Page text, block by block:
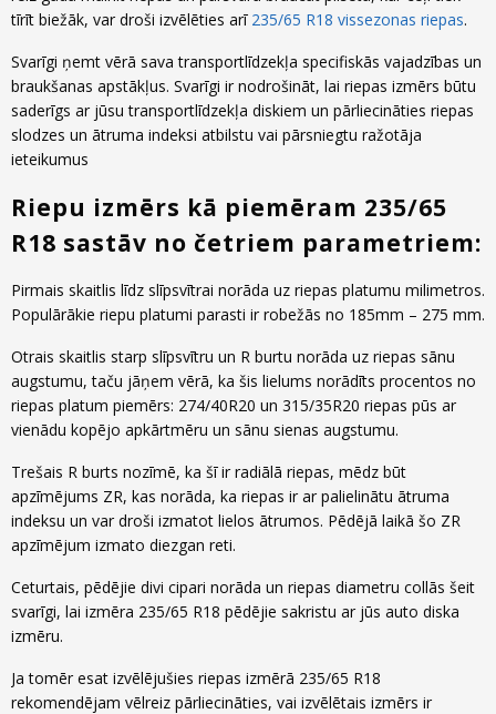
tīrīt biežāk, var droši izvēlēties arī 235/65 R18 vissezonas riepas.
Svarīgi ņemt vērā sava transportlīdzekļa specifiskās vajadzības un
braukšanas apstākļus. Svarīgi ir nodrošināt, lai riepas izmērs būtu
saderīgs ar jūsu transportlīdzekļa diskiem un pārliecināties riepas
slodzes un ātruma indeksi atbilstu vai pārsniegtu ražotāja
ieteikumus
Riepu izmērs kā piemēram 235/65
R18 sastāv no četriem parametriem:
Pirmais skaitlis līdz slīpsvītrai norāda uz riepas platumu milimetros.
Populārākie riepu platumi parasti ir robežās no 185mm – 275 mm.
Otrais skaitlis starp slīpsvītru un R burtu norāda uz riepas sānu
augstumu, taču jāņem vērā, ka šis lielums norādīts procentos no
riepas platum piemērs: 274/40R20 un 315/35R20 riepas pūs ar
vienādu kopējo apkārtmēru un sānu sienas augstumu.
Trešais R burts nozīmē, ka šī ir radiālā riepas, mēdz būt
apzīmējums ZR, kas norāda, ka riepas ir ar palielinātu ātruma
indeksu un var droši izmatot lielos ātrumos. Pēdējā laikā šo ZR
apzīmējum izmato diezgan reti.
Ceturtais, pēdējie divi cipari norāda un riepas diametru collās šeit
svarīgi, lai izmēra 235/65 R18 pēdējie sakristu ar jūs auto diska
izmēru.
Ja tomēr esat izvēlējušies riepas izmērā 235/65 R18
rekomendējam vēlreiz pārliecināties, vai izvēlētais izmērs ir